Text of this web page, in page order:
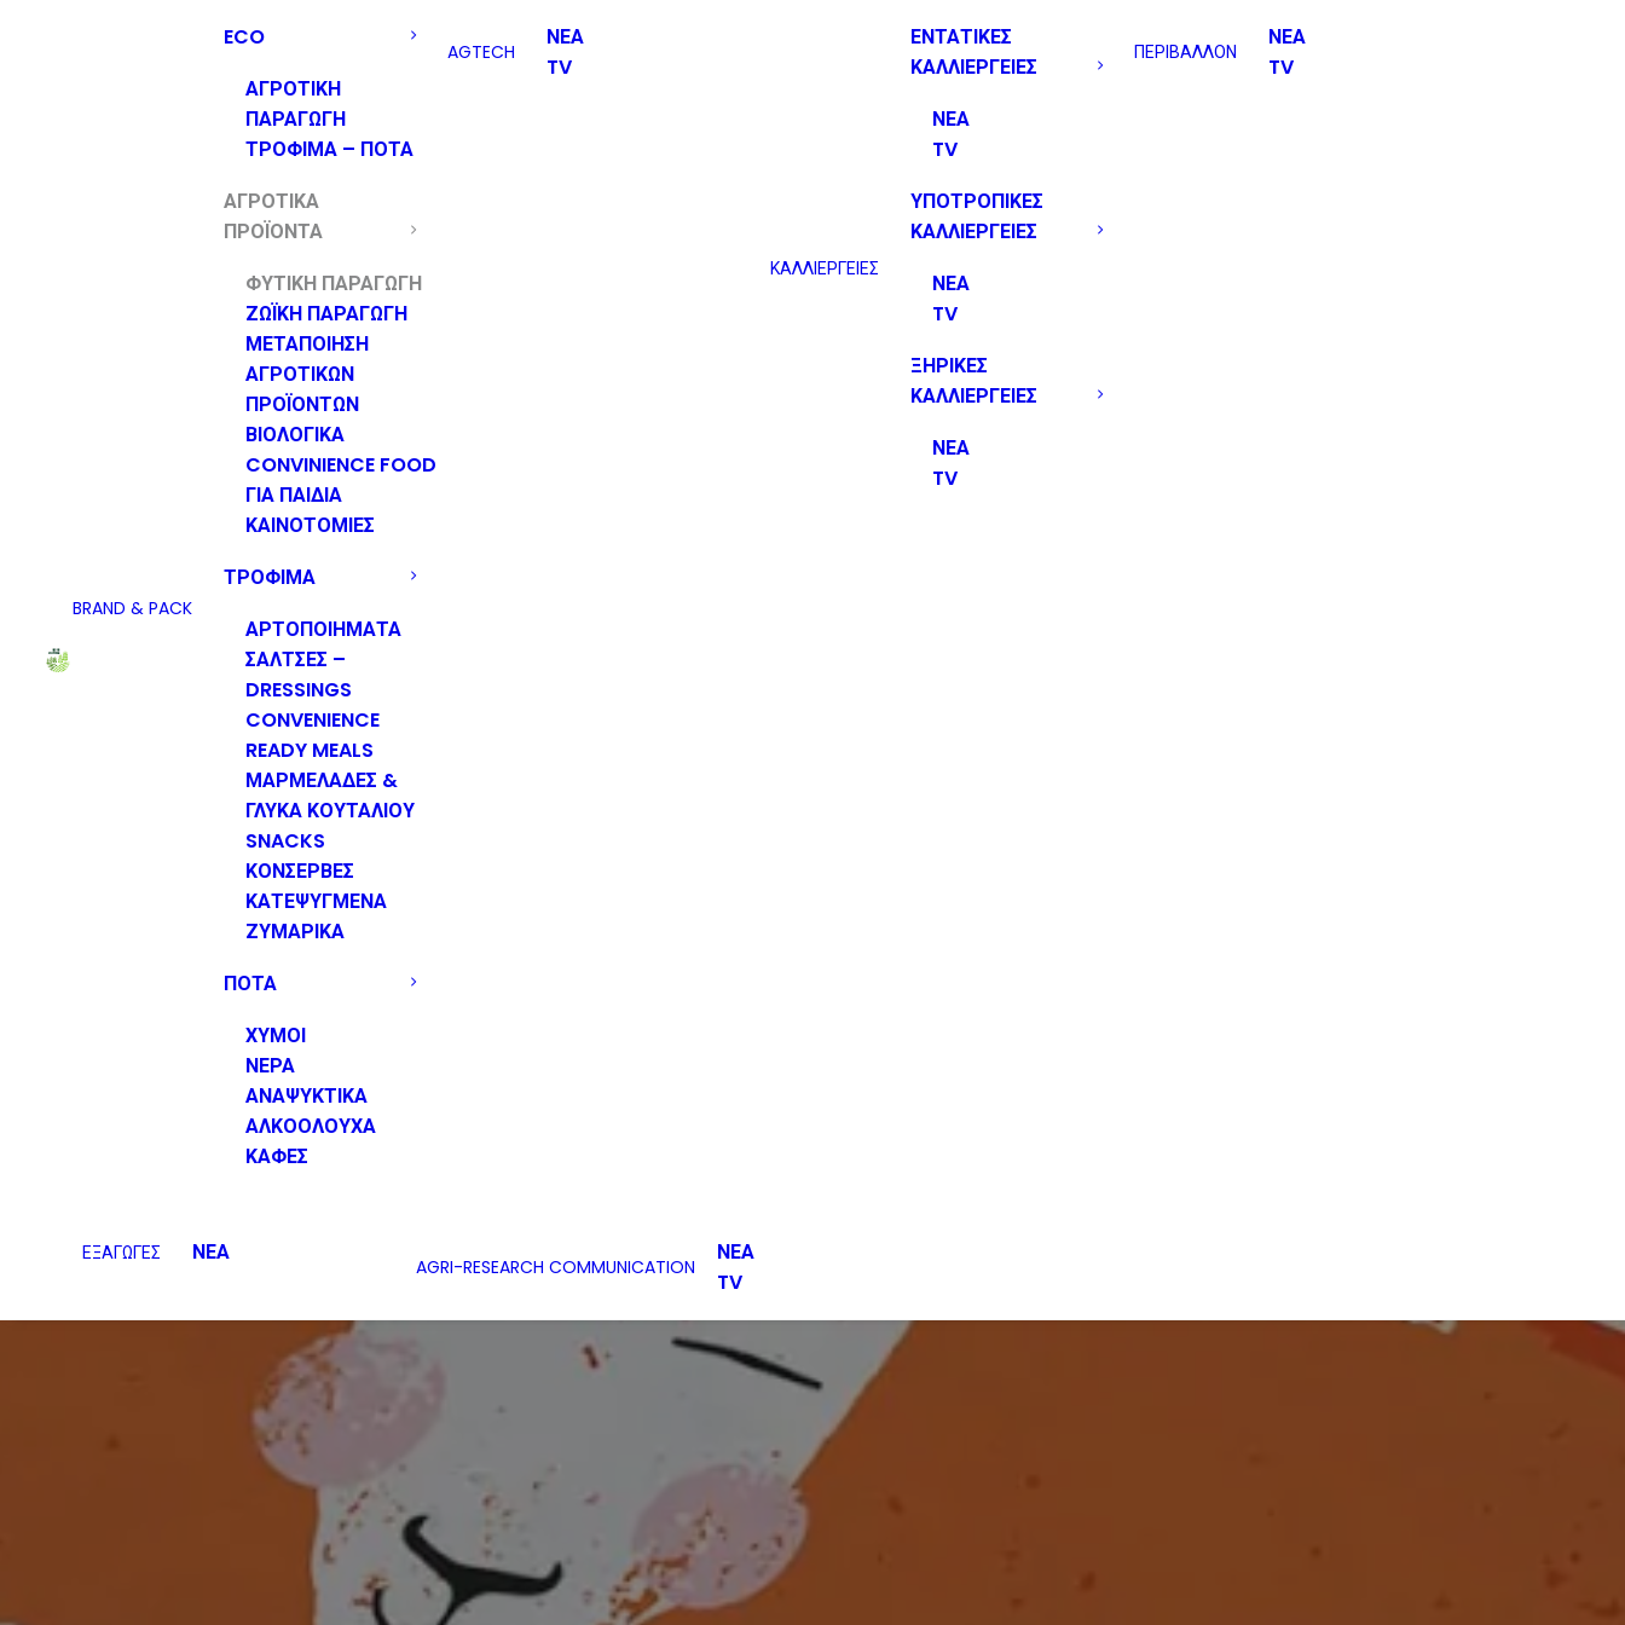
BRAND & PACK
ECO
ΑΓΡΟΤΙΚΗ
ΠΑΡΑΓΩΓΗ
ΤΡΟΦΙΜΑ – ΠΟΤΑ
ΑΓΡΟΤΙΚΑ
ΠΡΟΪΟΝΤΑ
ΦΥΤΙΚΗ ΠΑΡΑΓΩΓΗ
ΖΩΪΚΗ ΠΑΡΑΓΩΓΗ
ΜΕΤΑΠΟΙΗΣΗ
ΑΓΡΟΤΙΚΩΝ
ΠΡΟΪΟΝΤΩΝ
ΒΙΟΛΟΓΙΚΑ
CONVINIENCE FOOD
ΓΙΑ ΠΑΙΔΙΑ
ΚΑΙΝΟΤΟΜΙΕΣ
ΤΡΟΦΙΜΑ
ΑΡΤΟΠΟΙΗΜΑΤΑ
ΣΑΛΤΣΕΣ –
DRESSINGS
CONVENIENCE
READY MEALS
ΜΑΡΜΕΛΑΔΕΣ &
ΓΛΥΚΑ ΚΟΥΤΑΛΙΟΥ
SNACKS
ΚΟΝΣΕΡΒΕΣ
ΚΑΤΕΨΥΓΜΕΝΑ
ΖΥΜΑΡΙΚΑ
ΠΟΤΑ
ΧΥΜΟΙ
ΝΕΡΑ
ΑΝΑΨΥΚΤΙΚΑ
ΑΛΚΟΟΛΟΥΧΑ
ΚΑΦΕΣ
AGTECH
ΝΕΑ
TV
ΚΑΛΛΙΕΡΓΕΙΕΣ
ΕΝΤΑΤΙΚΕΣ
ΚΑΛΛΙΕΡΓΕΙΕΣ
ΝΕΑ
TV
ΥΠΟΤΡΟΠΙΚΕΣ
ΚΑΛΛΙΕΡΓΕΙΕΣ
ΝΕΑ
TV
ΞΗΡΙΚΕΣ
ΚΑΛΛΙΕΡΓΕΙΕΣ
ΝΕΑ
TV
ΠΕΡΙΒΑΛΛΟΝ
ΝΕΑ
TV
ΕΞΑΓΩΓΕΣ ΝΕΑ
AGRI-RESEARCH COMMUNICATION
ΝΕΑ
TV